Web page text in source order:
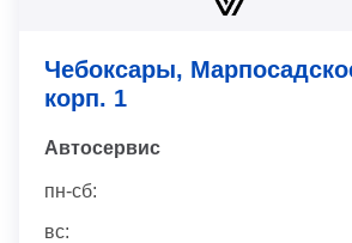
Чебоксары,
корп. 1
Автосервис
пн-сб:
вс: